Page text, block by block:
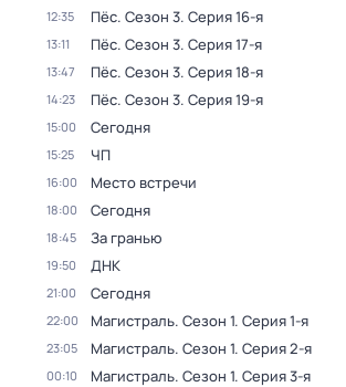
12:35 Пёс. Сезон 3. Серия 16-я
13:11 Пёс. Сезон 3. Серия 17-я
13:47 Пёс. Сезон 3. Серия 18-я
14:23 Пёс. Сезон 3. Серия 19-я
15:00 Сегодня
15:25 ЧП
16:00 Место встречи
18:00 Сегодня
18:45 За гранью
19:50 ДНК
21:00 Сегодня
22:00 Магистраль. Сезон 1. Серия 1-я
23:05 Магистраль. Сезон 1. Серия 2-я
00:10 Магистраль. Сезон 1. Серия 3-я